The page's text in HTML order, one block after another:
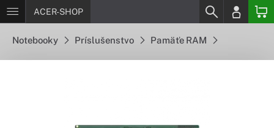
ACER-SHOP
Notebooky Príslušenstvo Pamäťe RAM